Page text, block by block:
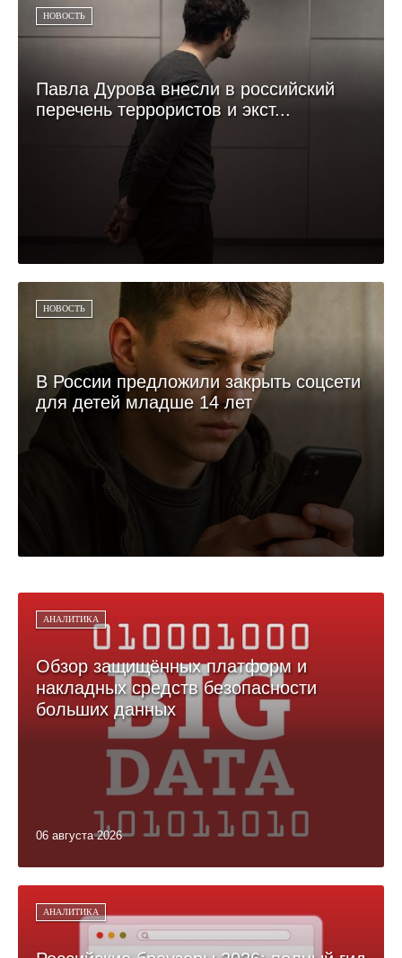
НОВОСТЬ
Павла Дурова внесли в российский
перечень террористов и экст...
НОВОСТЬ
В России предложили закрыть соцсети
для детей младше 14 лет
АНАЛИТИКА
Обзор защищённых платформ и
накладных средств безопасности
больших данных
06 августа 2026
АНАЛИТИКА